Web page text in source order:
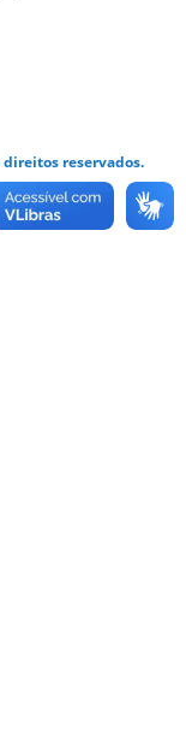
direitos reservados.